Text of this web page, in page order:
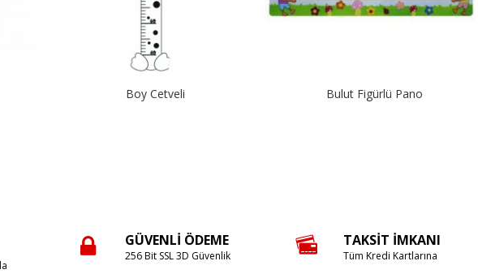
Boy Cetveli Bulut Figürlü Pano
GÜVENLI ÖDEME
256 Bit SSL 3D Güvenlik
TAKSIT İMKANI
Tüm Kredi Kartlarına